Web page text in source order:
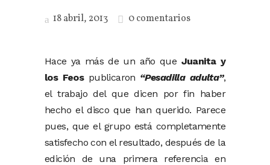
18 abril, 2013 0 comentarios
Hace ya más de un año que Juanita y
los Feospublicaron “Pesadilla adulta”,
el trabajo del que dicen por fin haber
hecho el disco que han querido. Parece
pues, que el grupo está completamente
satisfecho con el resultado, después de la
edición de una primera referencia en